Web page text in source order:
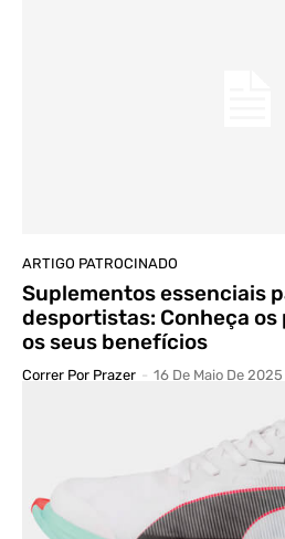
ARTIGO PATROCINADO
Suplementos essenciais
desportistas: Conheça
os seus benefícios
Correr Por Prazer - 16 De Maio De 2025